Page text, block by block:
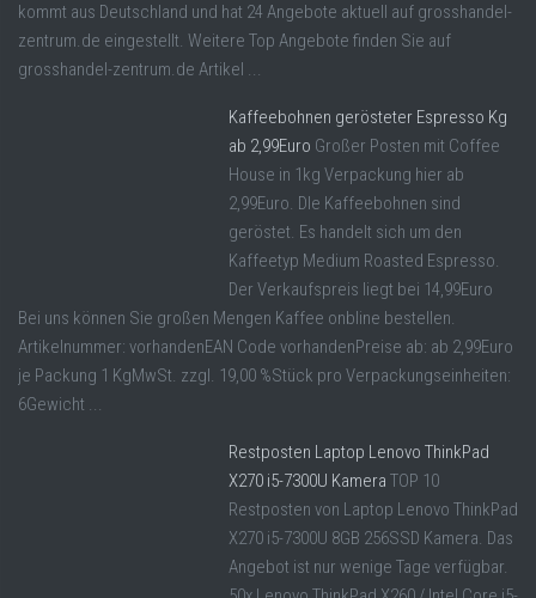
kommt aus Deutschland und hat 24 Angebote aktuell auf grosshandel-
zentrum.de eingestellt. Weitere Top Angebote finden Sie auf
grosshandel-zentrum.de Artikel ...
Kaffeebohnen gerösteter Espresso Kg
ab 2,99Euro Großer Posten mit Coffee
House in 1kg Verpackung hier ab
2,99Euro. DIe Kaffeebohnen sind
geröstet. Es handelt sich um den
Kaffeetyp Medium Roasted Espresso.
Der Verkaufspreis liegt bei 14,99Euro
Bei uns können Sie großen Mengen Kaffee onbline bestellen.
Artikelnummer: vorhandenEAN Code vorhandenPreise ab: ab 2,99Euro
je Packung 1 KgMwSt. zzgl. 19,00 %Stück pro Verpackungseinheiten:
6Gewicht ...
Restposten Laptop Lenovo ThinkPad
X270 i5-7300U Kamera TOP 10
Restposten von Laptop Lenovo ThinkPad
X270 i5-7300U 8GB 256SSD Kamera. Das
Angebot ist nur wenige Tage verfügbar.